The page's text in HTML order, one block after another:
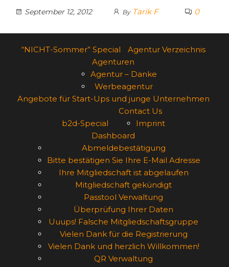
September 12, 2012
By Tarik F 0
“NICHT-Sommer” Special
Agentur Verzeichnis
Agenturen
Agentur – Danke
Werbeagentur
Angebote für Start-Ups und junge Unternehmen
b2d-Special
Contact Us
Imprint
Dashboard
Abmeldebestätigung
Bitte bestätigen Sie Ihre E-Mail Adresse
Ihre Mitgliedschaft ist abgelaufen
Mitgliedschaft gekündigt
Passtool Verwaltung
Überprüfung Ihrer Daten
Uuups! Falsche Mitgliedschaftsgruppe
Vielen Dank für die Registrierung
Vielen Dank und herzlich Willkommen!
QR Verwaltung